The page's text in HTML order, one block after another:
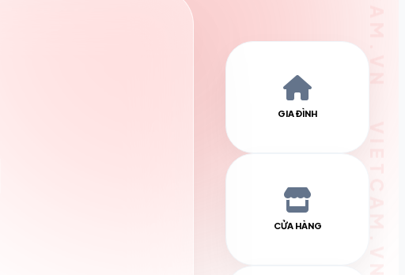
GIA ĐÌNH
CỬA HÀNG